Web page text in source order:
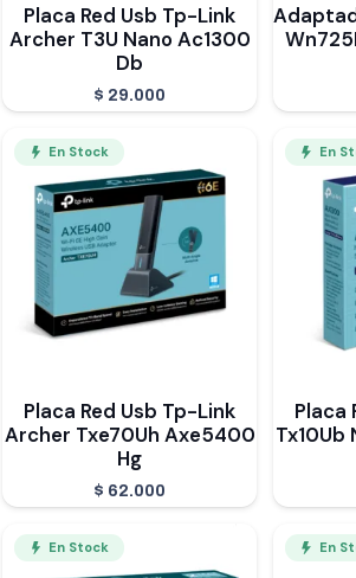
Placa Red Usb Tp-Link
Archer T3U Nano Ac1300
Db
$ 29.000
En Stock
Placa Red Usb Tp-Link
Archer Txe70Uh Axe5400
Hg
$ 62.000
En
Placa
En Stock En